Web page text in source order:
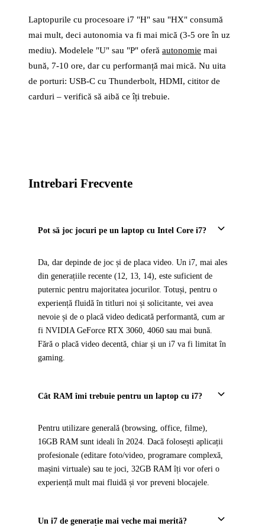
Laptopurile cu procesoare i7 "H" sau "HX" consumă
mai mult, deci autonomia va fi mai mică (3-5 ore în uz
mediu). Modelele "U" sau "P" oferă autonomie mai
bună, 7-10 ore, dar cu performanță mai mică. Nu uita
de porturi: USB-C cu Thunderbolt, HDMI, cititor de
carduri – verifică să aibă ce îți trebuie.
Intrebari Frecvente
Pot să joc jocuri pe un laptop cu Intel Core i7?
Da, dar depinde de joc și de placa video. Un i7, mai ales
din generațiile recente (12, 13, 14), este suficient de
puternic pentru majoritatea jocurilor. Totuși, pentru o
experiență fluidă în titluri noi și solicitante, vei avea
nevoie și de o placă video dedicată performantă, cum ar
fi NVIDIA GeForce RTX 3060, 4060 sau mai bună.
Fără o placă video decentă, chiar și un i7 va fi limitat în
gaming.
Cât RAM îmi trebuie pentru un laptop cu i7?
Pentru utilizare generală (browsing, office, filme),
16GB RAM sunt ideali în 2024. Dacă folosești aplicații
profesionale (editare foto/video, programare complexă,
mașini virtuale) sau te joci, 32GB RAM îți vor oferi o
experiență mult mai fluidă și vor preveni blocajele.
Un i7 de generație mai veche mai merită?